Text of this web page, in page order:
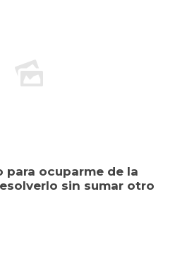
para ocuparme de la
sin sumar otro